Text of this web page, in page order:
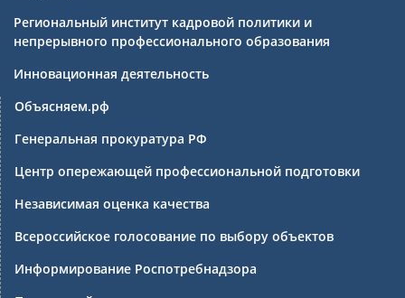
Региональный институт кадровой политики и
непрерывного профессионального образования
Инновационная деятельность
Объясняем.рф
Генеральная прокуратура РФ
Центр опережающей профессиональной подготовки
Независимая оценка качества
Всероссийское голосование по выбору объектов
Информирование Роспотребнадзора